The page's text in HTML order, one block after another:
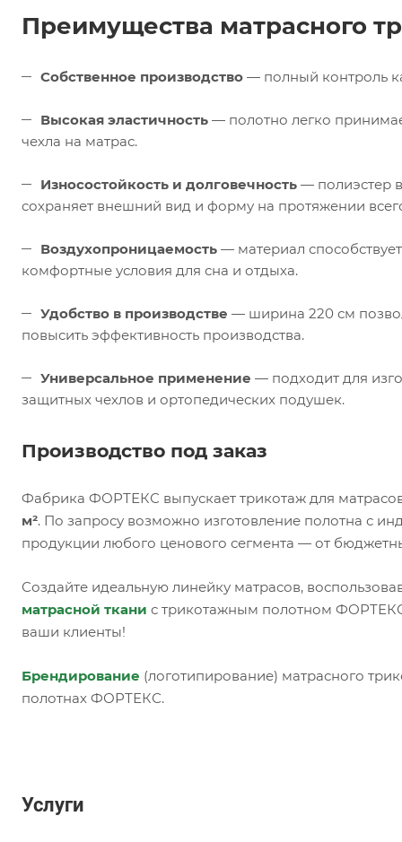
Преимущества матрасного
Собственное производство — полный контроль
Высокая эластичность — полотно легко
чехла на матрас.
Износостойкость и долговечность — полиэстер
сохраняет внешний вид и форму на протяжении
Воздухопроницаемость — материал
комфортные условия для сна и отдыха.
Удобство в производстве — ширина 220 см
повысить эффективность производства.
Универсальное применение — подходит для
защитных чехлов и ортопедических подушек.
Производство под заказ
Фабрика ФОРТЕКС выпускает трикотаж для
м². По запросу возможно изготовление полотна с
продукции любого ценового сегмента — от
Создайте идеальную линейку матрасов,
матрасной ткани с трикотажным полотном
ваши клиенты!
Брендирование (логотипирование) матрасного
полотнах ФОРТЕКС.
Услуги